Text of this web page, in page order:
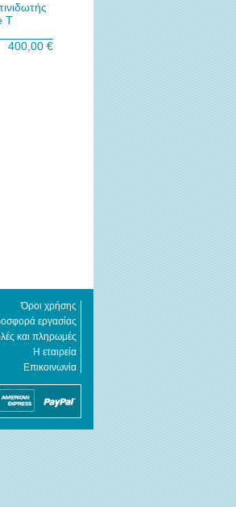
T
400,00 €
Όροι χρήσης
εργασίας
και πληρωμές
Η εταιρεία
Επικοινωνία